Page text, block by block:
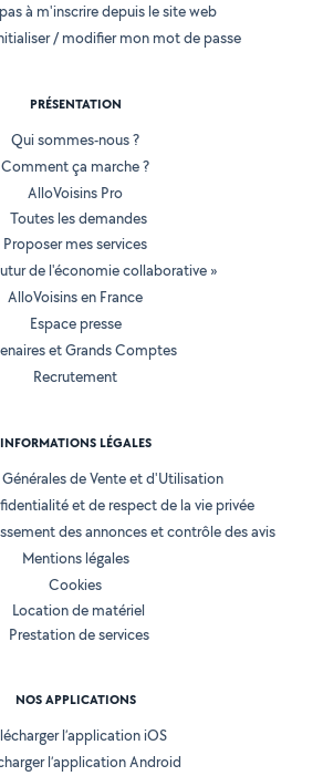
à m'inscrire depuis le site web
/ modifier mon mot de passe
PRÉSENTATION
Qui sommes-nous ?
Comment ça marche ?
AlloVoisins Pro
Toutes les demandes
Proposer mes services
de l'économie collaborative »
AlloVoisins en France
Espace presse
et Grands Comptes
Recrutement
INFORMATIONS LÉGALES
de Vente et d'Utilisation
et de respect de la vie privée
des annonces et contrôle des avis
Mentions légales
Cookies
Location de matériel
Prestation de services
NOS APPLICATIONS
l’application iOS
l’application Android